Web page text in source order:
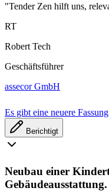
"Tender Zen hilft uns,
RT
Robert Tech
Geschäftsführer
assecor GmbH
Es gibt eine neuere
Berichtigt
Neubau einer
Gebäudeausstattung.